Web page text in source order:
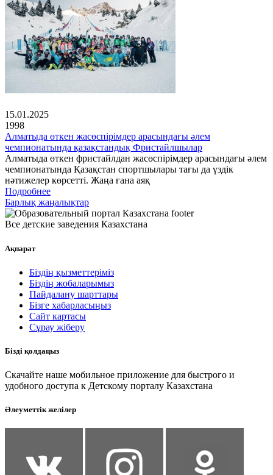
15.01.2025
1998
Алматыда өткен жасөспірімдер арасындағы әлем
чемпионатында қазақстандық Фристайлшылар
Алматыда өткен фристайлдан жасөспірімдер арасындағы әлем
чемпионатында Қазақстан спортшылары тағы да үздік
нәтижелер көрсетті. Жаңа ғана аяқ
Подробнее
Барлық жаңалықтар
Все детские заведения Казахстана
Ақпарат
Біздің қызметтеріміз
Біздің жобаларымыз
Пайдалану шарттары
Бізге хабарласыңыз
Сайт картасы
Сұрау жіберу
Бізді қолдаңыз
Скачайте наше мобильное приложение для быстрого и
удобного доступа к Детскому порталу Казахстана
Әлеуметтік желілер